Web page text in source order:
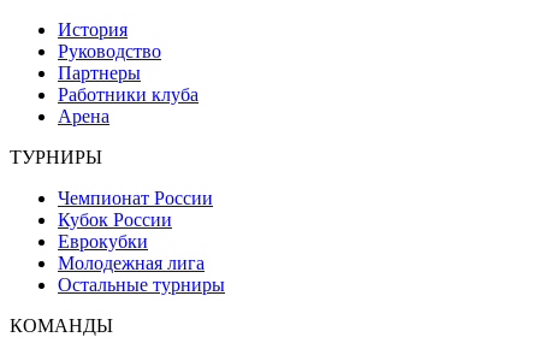
История
Руководство
Партнеры
Работники клуба
Арена
ТУРНИРЫ
Чемпионат России
Кубок России
Еврокубки
Молодежная лига
Остальные турниры
КОМАНДЫ